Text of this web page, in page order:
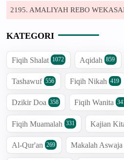
2195. AMALIYAH REBO
KATEGORI
Fiqih Shalat 1072 Aqidah 859
Tashawuf 556 Fiqih Nikah 419
Dzikir Doa 358 Fiqih Wanita
Fiqih Muamalah 331 Kajian
Al-Qur'an 269 Makalah